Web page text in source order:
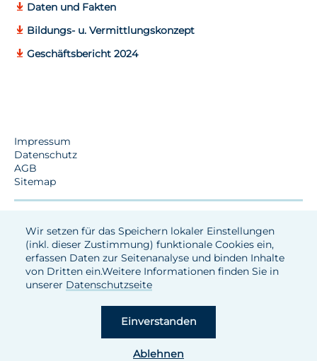
Wir setzen für das Speichern lokaler Einstellungen
(inkl. dieser Zustimmung) funktionale Cookies ein,
erfassen Daten zur Seitenanalyse und binden Inhalte
von Dritten ein.Weitere Informationen finden Sie in
unserer Datenschutzseite
Einverstanden
Ablehnen
Daten und Fakten
Bildungs- u. Vermittlungskonzept
Geschäftsbericht 2024
Impressum
Datenschutz
AGB
Sitemap